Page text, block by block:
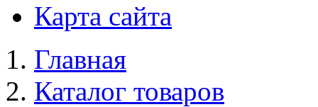
Карта сайта
Главная
Каталог товаров